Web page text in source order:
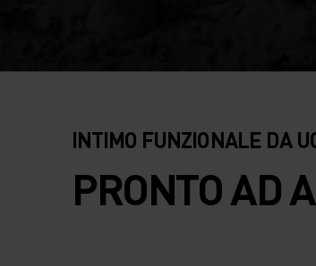
INTIMO FUNZIONALE DA
PRONTO AD